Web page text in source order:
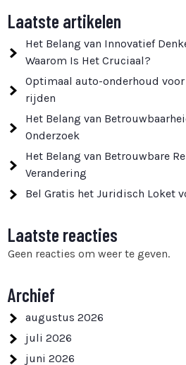
Laatste artikelen
Het Belang van Innovatief
Waarom Is Het Cruciaal?
Optimaal auto-onderhoud
rijden
Het Belang van
Onderzoek
Het Belang van Betrouwbare
Verandering
Bel Gratis het Juridisch Loket
Laatste reacties
Geen reacties om weer te geven.
Archief
augustus 2026
juli 2026
juni 2026